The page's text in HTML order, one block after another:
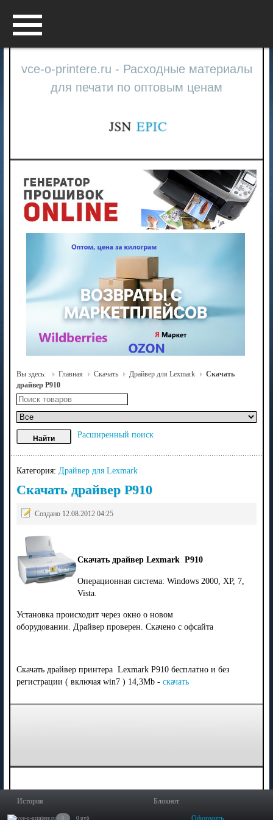
vce-o-printere.ru - Расходные материалы
для печати по оптовым ценам
Вы здесь: Главная Скачать Драйвер для Lexmark
Скачать
драйвер P910
Расширенный поиск
Категория: Драйвер для Lexmark
Скачать драйвер P910
Создано 12.08.2012 04:25
Скачать драйвер Lexmark P910
Операционная система: Windows 2000, XP, 7,
Vista.
Установка происходит через окно о новом
оборудовании. Драйвер проверен. Скачено с офсайта
Скачать драйвер принтера Lexmark P910 бесплатно и без
регистрации ( включая win7 ) 14,3Mb - скачать
История Блокнот
0 0 руб Оформить